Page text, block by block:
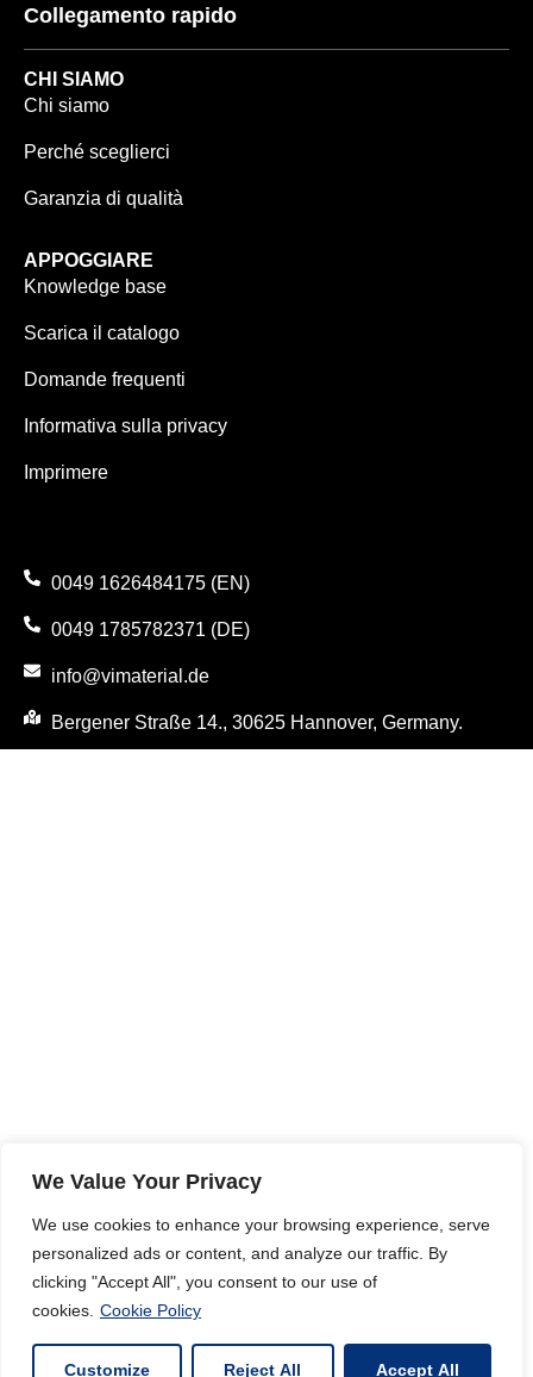
We Value Your Privacy
We use cookies to enhance your browsing experience, serve
personalized ads or content, and analyze our traffic. By
clicking "Accept All", you consent to our use of
cookies. Cookie Policy
Customize Reject All Accept All
Collegamento rapido
CHI SIAMO
Chi siamo
Perché sceglierci
Garanzia di qualità
APPOGGIARE
Knowledge base
Scarica il catalogo
Domande frequenti
Informativa sulla privacy
Imprimere
0049 1626484175 (EN)
0049 1785782371 (DE)
info@vimaterial.de
Bergener Straße 14., 30625 Hannover, Germany.